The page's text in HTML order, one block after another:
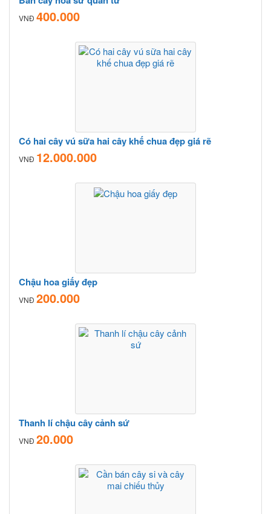
VNĐ 400.000
Có hai cây vú sữa hai cây khế chua đẹp giá rẽ
VNĐ 12.000.000
Chậu hoa giấy đẹp
VNĐ 200.000
Thanh lí chậu cây cảnh sứ
VNĐ 20.000